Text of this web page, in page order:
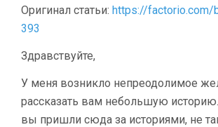
Оригинал статьи: https://
393
Здравствуйте,
У меня возникло непреодолимое
рассказать вам небольшую
вы пришли сюда за историями, не